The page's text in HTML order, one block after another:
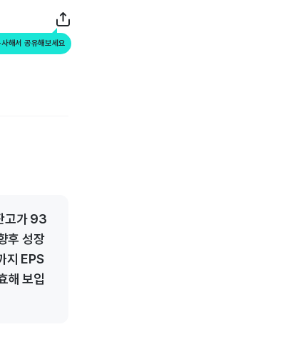
해서 공유해보세요
고가 93
후 성장
지 EPS
해 보입